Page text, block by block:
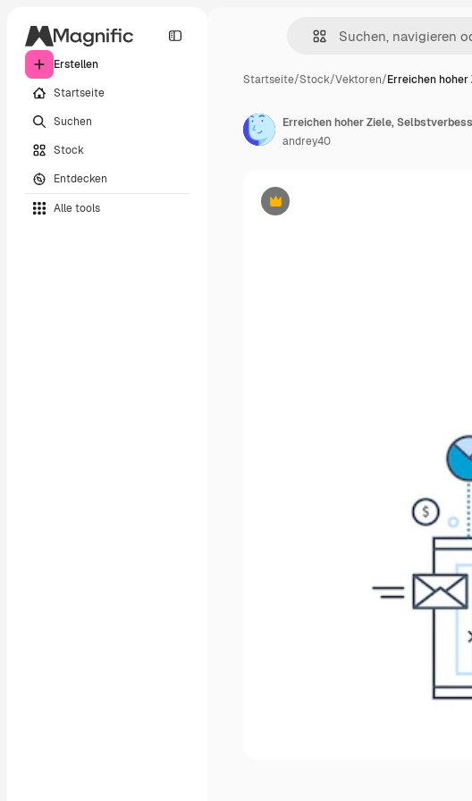
Erstellen
Startseite
Suchen
Stock
Entdecken
Alle tools
Startseite/Stock/Vektoren/Erreichen hoher
Premium
Erreichen hoher Ziele,
andrey40